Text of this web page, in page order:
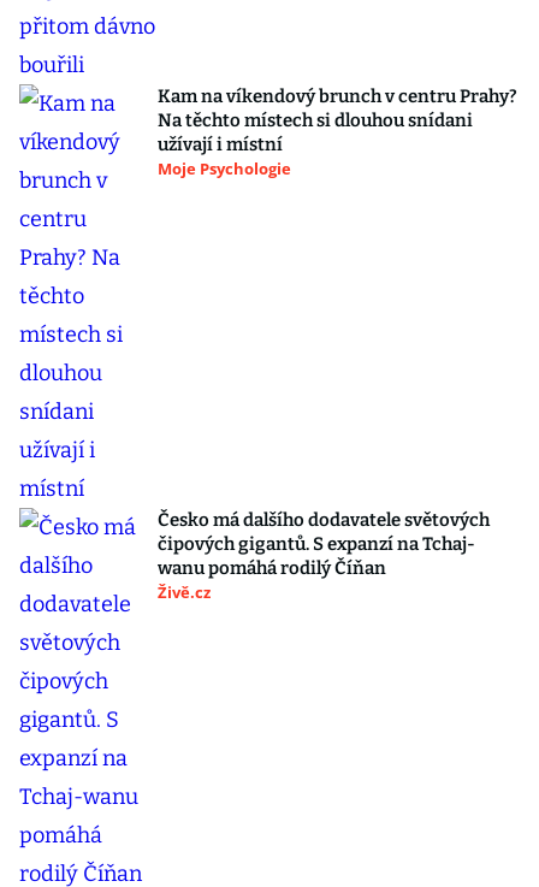
Kam na víkendový brunch v centru Prahy?
Na těchto místech si dlouhou snídani
užívají i místní
Moje Psychologie
Česko má dalšího dodavatele světových
čipových gigantů. S expanzí na Tchaj-
wanu pomáhá rodilý Číňan
Živě.cz